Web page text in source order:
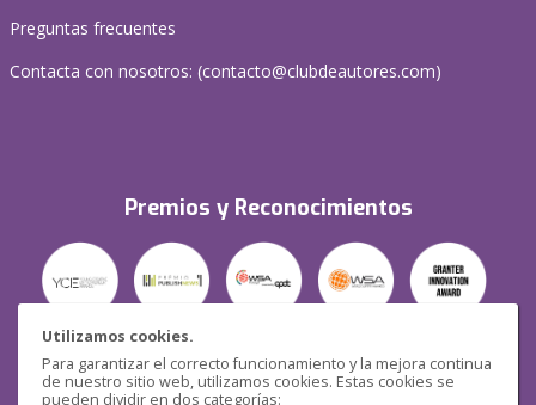
Utilizamos cookies.
Para garantizar el correcto funcionamiento y la mejora continua
de nuestro sitio web, utilizamos cookies. Estas cookies se
pueden dividir en dos categorías:
Preguntas frecuentes
Contacta con nosotros: (contacto@clubdeautores.com)
Premios y Reconocimientos
Seguridad